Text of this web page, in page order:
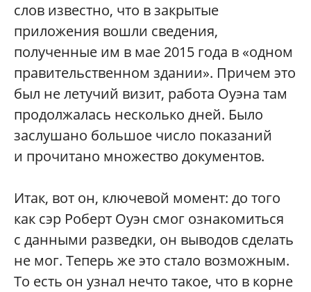
слов известно, что в закрытые
приложения вошли сведения,
полученные им в мае 2015 года в «одном
правительственном здании». Причем это
был не летучий визит, работа Оуэна там
продолжалась несколько дней. Было
заслушано большое число показаний
и прочитано множество документов.
Итак, вот он, ключевой момент: до того
как сэр Роберт Оуэн смог ознакомиться
с данными разведки, он выводов сделать
не мог. Теперь же это стало возможным.
То есть он узнал нечто такое, что в корне